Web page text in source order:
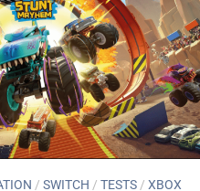
/ SWITCH / TESTS / XBOX